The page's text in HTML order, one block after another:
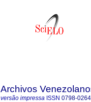
Archivos
versão impressa ISSN 0798-0264